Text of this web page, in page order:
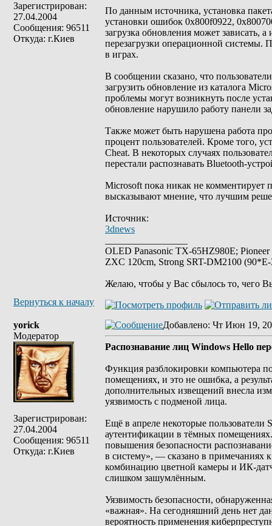
Зарегистрирован:
27.04.2004
Сообщения: 96511
Откуда: г.Киев
По данным источника, установка
установки ошибок 0x800f0922,
загрузка обновления может зависать,
перезагрузки операционной системы.
в играх.
В сообщении сказано, что
загрузить обновление из каталога
проблемы могут возникнуть после
обновление нарушило работу панели
Также может быть нарушена работа
процент пользователей. Кроме того,
Cheat. В некоторых случаях
перестали распознавать Bluetooth-
Microsoft пока никак не комментирует
высказывают мнение, что лучшим
Источник:
3dnews
OLED Panasonic TX-65HZ980E;
ZXC 120cm, Strong SRT-DM2100
Желаю, чтобы у Вас сбылось то, чего
Вернуться к началу
yorick
Модератор
Зарегистрирован:
27.04.2004
Сообщения: 96511
Откуда: г.Киев
Добавлено: Чт Июн 19,
Распознавание лиц Windows Hello
Функция разблокировки компьютера
помещениях, и это не ошибка, а
дополнительных извещений внесла
уязвимость с подменой лица.
Ещё в апреле некоторые пользователи
аутентификации в тёмных
повышения безопасности
в систему», — сказано в примечаниях
комбинацию цветной камеры и ИК-
слишком зашумлённым.
Уязвимость безопасности,
«важная». На сегодняшний день нет
вероятность применения